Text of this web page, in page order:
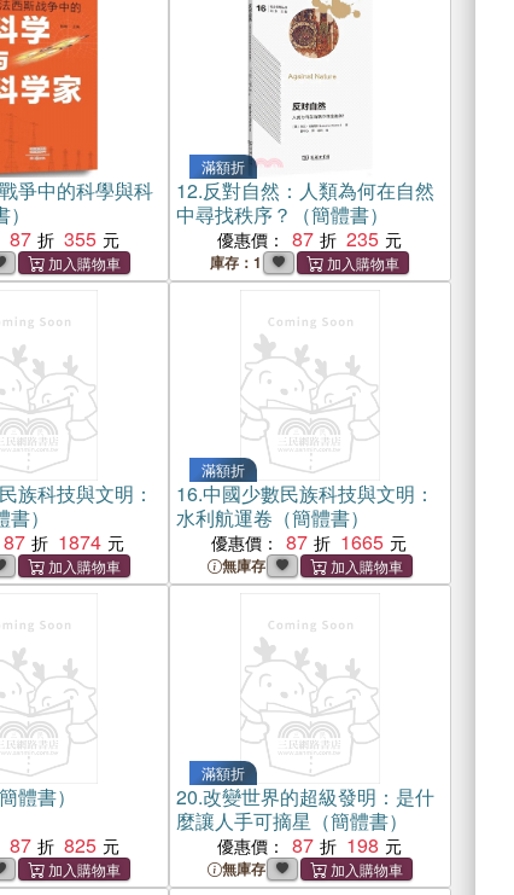
爭中的科學與科
87 355
滿額折
12.反對自然：人類為何在自然
中尋找秩序？（簡體書）
優惠價： 87 235
庫存：1
族科技與文明：
）
87 1874
滿額折
16.中國少數民族科技與文明：
水利航運卷（簡體書）
優惠價： 87 1665
無庫存
體書）
87 825
滿額折
20.改變世界的超級發明：是什
麼讓人手可摘星（簡體書）
優惠價： 87 198
無庫存